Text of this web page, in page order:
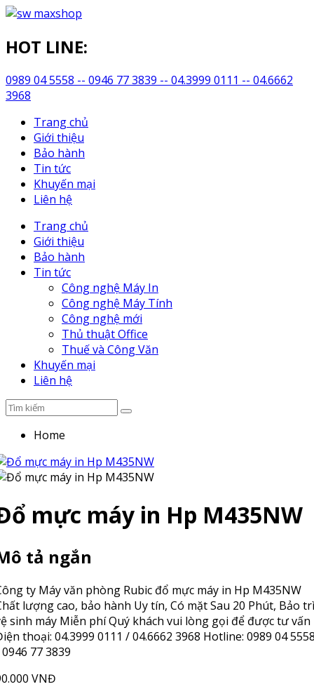
HOT LINE:
0989 04 5558 -- 0946 77 3839 -- 04.3999 0111 -- 04.6662
3968
Trang chủ
Giới thiệu
Bảo hành
Tin tức
Khuyến mại
Liên hệ
Trang chủ
Giới thiệu
Bảo hành
Tin tức
Công nghệ Máy In
Công nghệ Máy Tính
Công nghệ mới
Thủ thuật Office
Thuế và Công Văn
Khuyến mại
Liên hệ
Home
mực máy in Hp M435NW
tả ngắn
ty Máy văn phòng Rubic đổ mực máy in Hp M435NW
lượng cao, bảo hành Uy tín, Có mặt Sau 20 Phút, Bảo
sinh máy Miễn phí Quý khách vui lòng gọi để được tư vấn
thoại: 04.3999 0111 / 04.6662 3968 Hotline: 0989 04
77 3839
VNĐ